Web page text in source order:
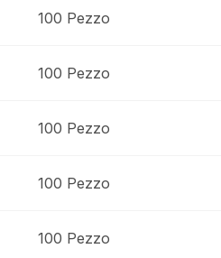
100 Pezzo
100 Pezzo
100 Pezzo
100 Pezzo
100 Pezzo